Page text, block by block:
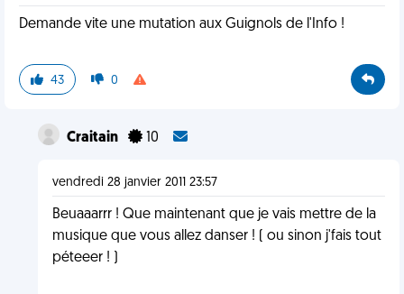
Demande vite une mutation aux Guignols de l'Info !
43 0
Craitain 10
vendredi 28 janvier 2011 23:57
Beuaaarrr ! Que maintenant que je vais mettre de la
musique que vous allez danser ! ( ou sinon j'fais tout
péteeer ! )